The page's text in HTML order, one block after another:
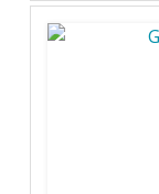
✔ W01-1